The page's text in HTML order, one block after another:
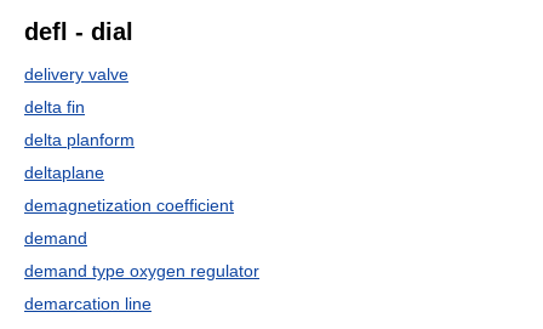
defl - dial
delivery valve
delta fin
delta planform
deltaplane
demagnetization coefficient
demand
demand type oxygen regulator
demarcation line